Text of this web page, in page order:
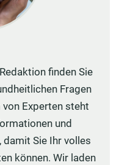
finden Sie
Fragen
von Experten steht
und
Sie Ihr volles
können. Wir laden